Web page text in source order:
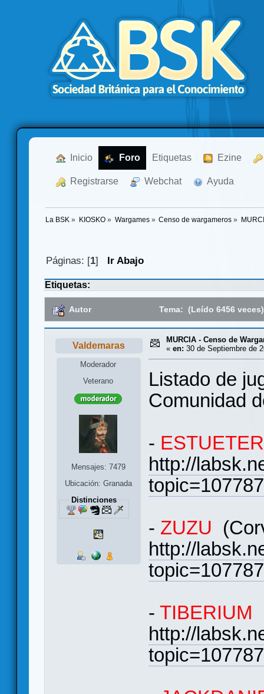
Inicio Foro Etiquetas Ezine
Registrarse Webchat Ayuda
La BSK » KIOSKO» Wargames» Censo de wargameros »
Páginas: [1] Ir Abajo
Etiquetas:
Autor Tema: (Leído 6456 veces)
Valdemaras
Moderador
Veterano
Mensajes: 7479
Ubicación: Granada
Distinciones
MURCIA - Censo de
« en: 30 de Septiembre de
Listado de
Comunidad
- ESTUETER
http://
- ZUZU
http://
- TIBERIUM
http://